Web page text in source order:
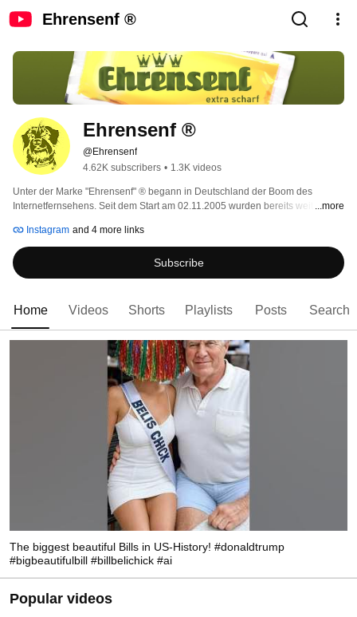
Ehrensenf ®
Ehrensenf ®
@Ehrensenf
4.62K subscribers • 1.3K videos
Unter der Marke "Ehrensenf" ® begann in Deutschland der Boom des
Internetfernsehens. Seit dem Start am 02.11.2005 wurden bereits weit über
gepostet. Viele Videos wurden mittlerweile auf diesen YouTube-Kanal
übertragen (frühere View-Zahlen nicht erfasst). Auf allen Social Media-
Kanälen von "Ehrensenf" werden weiterhin regelmäßig lustige und
interessante Videos, Fotos, Gags, Spieletipps, Linktipps u.v.m. veröffentlicht.
...more
Instagram and 4 more links
Subscribe
Home Videos Shorts Playlists Posts Search
The biggest beautiful Bills in US-History! #donaldtrump
#bigbeautifulbill #billbelichick #ai
Popular videos